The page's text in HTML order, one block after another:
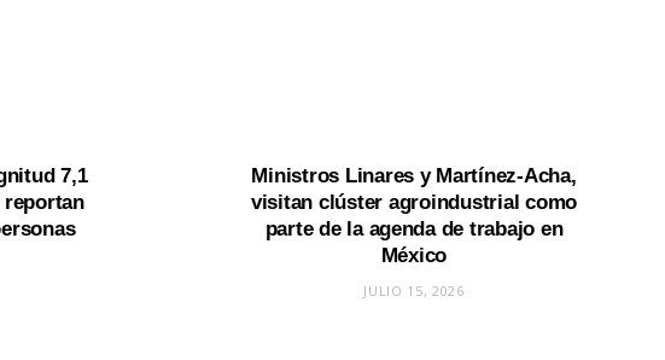
7,1
reportan
Ministros Linares y Martínez-Acha,
visitan clúster agroindustrial como
parte de la agenda de trabajo en
México
JULIO 15, 2026